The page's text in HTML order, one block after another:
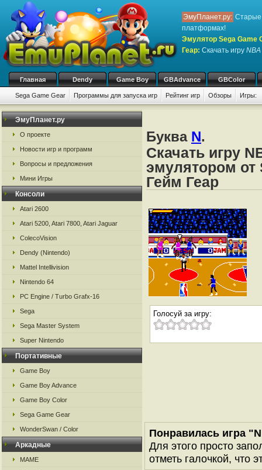
ЭмуПланет.ру: Старые
платформах!
Эмулятор Sega Game
Геар: Скачать игру
Главная Dendy Game Boy GBAdvance GBColor
Sega Game Gear Программы для запуска игр Рейтинг игр Обзоры Игры:
ЭмуПланет.ру
О проекте
Новости игр и программ
Вопросы и предложения
Мини Игры
Консоли
Atari 2600
Atari 5200, Atari 7800, Atari Jaguar
ColecoVision
Dendy (Nintendo)
Mattel Intellivision
Nintendo 64
PC Engine / Turbo Grafx-16
Sega
Sega Master System
Super Nintendo
Портативные
Game Boy
Game Boy Advance
Game Boy Color
Sega Game Gear
WonderSwan / Color
Аркадные
MAME
Буква N.
Скачать игру
эмулятором от
Гейм Геар
Голосуй за игру:
Понравилась игра
Для этого просто
отметь галочкой, что